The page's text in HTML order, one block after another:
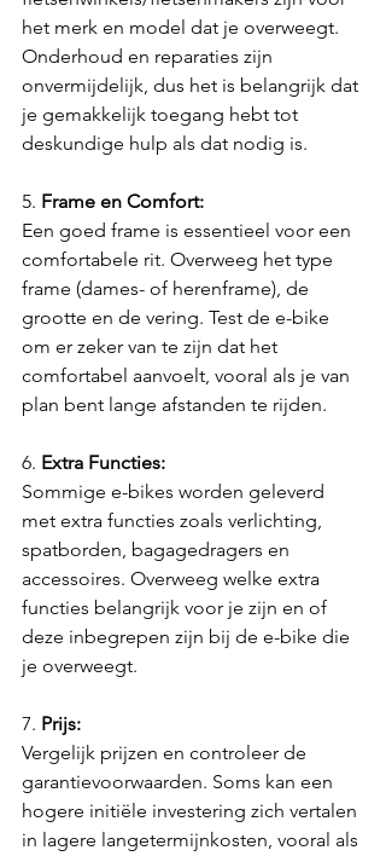
het merk en model dat je overweegt.
Onderhoud en reparaties zijn
onvermijdelijk, dus het is belangrijk dat
je gemakkelijk toegang hebt tot
deskundige hulp als dat nodig is.
5. Frame en Comfort:
Een goed frame is essentieel voor een
comfortabele rit. Overweeg het type
frame (dames- of herenframe), de
grootte en de vering. Test de e-bike
om er zeker van te zijn dat het
comfortabel aanvoelt, vooral als je van
plan bent lange afstanden te rijden.
6. Extra Functies:
Sommige e-bikes worden geleverd
met extra functies zoals verlichting,
spatborden, bagagedragers en
accessoires. Overweeg welke extra
functies belangrijk voor je zijn en of
deze inbegrepen zijn bij de e-bike die
je overweegt.
7. Prijs:
Vergelijk prijzen en controleer de
garantievoorwaarden. Soms kan een
hogere initiële investering zich vertalen
in lagere langetermijnkosten, vooral als